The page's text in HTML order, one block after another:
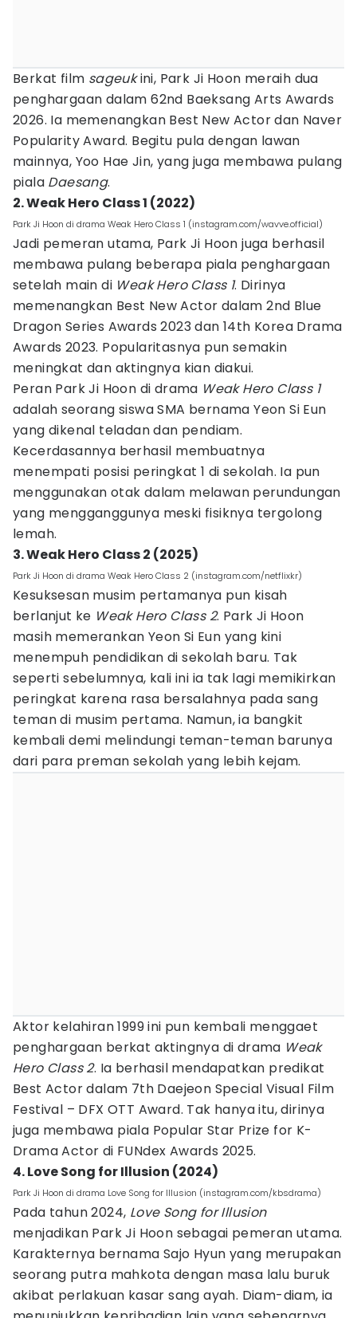
Berkat film sageukini, Park Ji Hoon meraih dua
penghargaan dalam 62nd Baeksang Arts Awards
2026. Ia memenangkan Best New Actor dan Naver
Popularity Award. Begitu pula dengan lawan
mainnya, Yoo Hae Jin, yang juga membawa pulang
piala Daesang.
2. Weak Hero Class 1 (2022)
Park Ji Hoon di drama Weak Hero Class 1 (instagram.com/wavve.official)
Jadi pemeran utama, Park Ji Hoon juga berhasil
membawa pulang beberapa piala penghargaan
setelah main di Weak Hero Class 1. Dirinya
memenangkan Best New Actor dalam 2nd Blue
Dragon Series Awards 2023 dan 14th Korea Drama
Awards 2023. Popularitasnya pun semakin
meningkat dan aktingnya kian diakui.
Peran Park Ji Hoon di drama Weak Hero Class 1
adalah seorang siswa SMA bernama Yeon Si Eun
yang dikenal teladan dan pendiam.
Kecerdasannya berhasil membuatnya
menempati posisi peringkat 1 di sekolah. Ia pun
menggunakan otak dalam melawan perundungan
yang mengganggunya meski fisiknya tergolong
lemah.
3. Weak Hero Class 2 (2025)
Park Ji Hoon di drama Weak Hero Class 2 (instagram.com/netflixkr)
Kesuksesan musim pertamanya pun kisah
berlanjut ke Weak Hero Class 2. Park Ji Hoon
masih memerankan Yeon Si Eun yang kini
menempuh pendidikan di sekolah baru. Tak
seperti sebelumnya, kali ini ia tak lagi memikirkan
peringkat karena rasa bersalahnya pada sang
teman di musim pertama. Namun, ia bangkit
kembali demi melindungi teman-teman barunya
dari para preman sekolah yang lebih kejam.
Aktor kelahiran 1999 ini pun kembali menggaet
penghargaan berkat aktingnya di drama Weak
Hero Class 2. Ia berhasil mendapatkan predikat
Best Actor dalam 7th Daejeon Special Visual Film
Festival – DFX OTT Award. Tak hanya itu, dirinya
juga membawa piala Popular Star Prize for K-
Drama Actor di FUNdex Awards 2025.
4. Love Song for Illusion (2024)
Park Ji Hoon di drama Love Song for Illusion (instagram.com/kbsdrama)
Pada tahun 2024, Love Song for Illusion
menjadikan Park Ji Hoon sebagai pemeran utama.
Karakternya bernama Sajo Hyun yang merupakan
seorang putra mahkota dengan masa lalu buruk
akibat perlakuan kasar sang ayah. Diam-diam, ia